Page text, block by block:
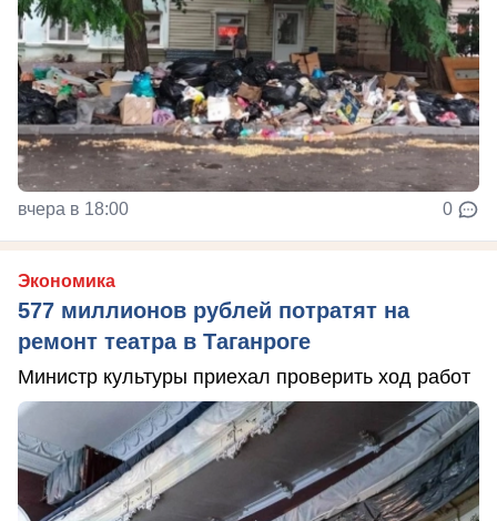
вчера в 18:00 0
Экономика
577 миллионов рублей потратят на
ремонт театра в Таганроге
Министр культуры приехал проверить ход работ